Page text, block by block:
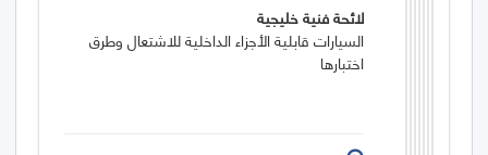
لائحة فنية خليجية
السيارات قابلية الأجزاء الداخلية للاشتعال وطرق
اختبارها